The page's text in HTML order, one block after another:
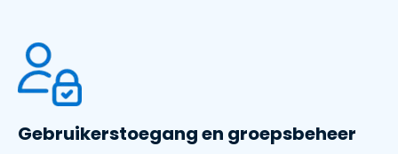
Gebruikerstoegang en groepsbeheer